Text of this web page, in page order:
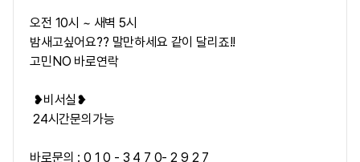
오전 10시 ~ 새벽 5시
밤새고싶어요?? 말만하세요 같이 달리죠!!
고민NO 바로연락
❥비서실❥
24시간문의가능
바로문의 : 0 1 0 - 3 4 7 0- 2 9 2 7